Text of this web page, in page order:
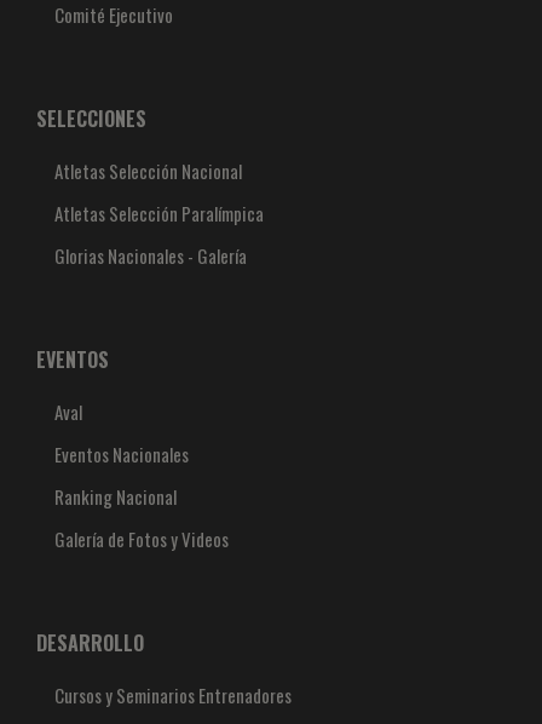
Comité Ejecutivo
SELECCIONES
Atletas Selección Nacional
Atletas Selección Paralímpica
Glorias Nacionales - Galería
EVENTOS
Aval
Eventos Nacionales
Ranking Nacional
Galería de Fotos y Videos
DESARROLLO
Cursos y Seminarios Entrenadores